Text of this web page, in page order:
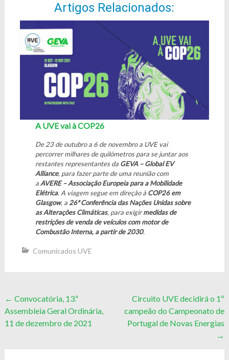
Artigos Relacionados:
A UVE vai à COP26
De 23 de outubro a 6 de novembro a UVE vai
percorrer milhares de quilómetros para se juntar aos
restantes representantes da GEVA – Global EV
Alliance, para fazer parte de uma reunião com
aAVERE – Associação Europeia para a Mobilidade
Elétrica. A viagem segue em direção à COP26 em
Glasgow, a26ª Conferência das Nações Unidas sobre
as Alterações Climáticas, para exigirmedidas de
restrições de venda de veículos com motor de
Combustão Interna, a partir de 2030.
Comunicados UVE
Post
navigation
← Convocatória, 13.ª
Assembleia Geral Ordinária,
11 de dezembro de 2021
Circuito UVE decidirá o 1º
campeão do Campeonato de
Portugal de Novas Energias
→